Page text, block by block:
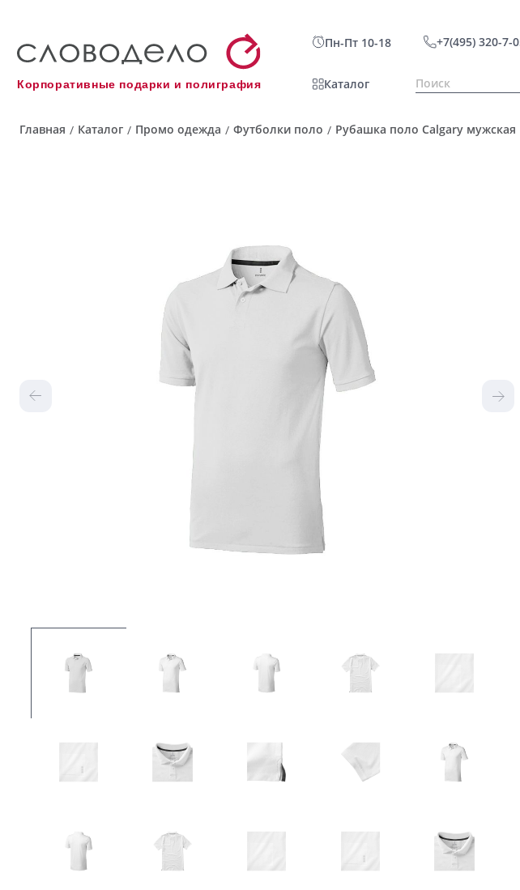
Корпоративные подарки и полиграфия
Пн-Пт 10-18 +7(495) 320-7-
Каталог
Главная / Каталог / Промо одежда / Футболки поло / Рубашка поло Calgary мужская